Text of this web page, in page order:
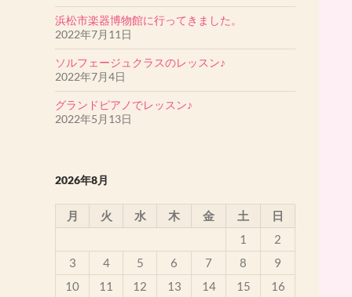
［目黒区教育委員会児童生徒表彰受賞者］
戸口あやかさんが表彰されました。
浜松市楽器博物館に行ってきました。
2022年7月11日
ソルフェージュクラスのレッスン♪
2022年7月4日
グランドピアノでレッスン♪
2022年5月13日
2026年8月
月 火 水 木 金 土
日
1
2
3
4 5 6 7 8
9
10
11 12 13 14 15
16